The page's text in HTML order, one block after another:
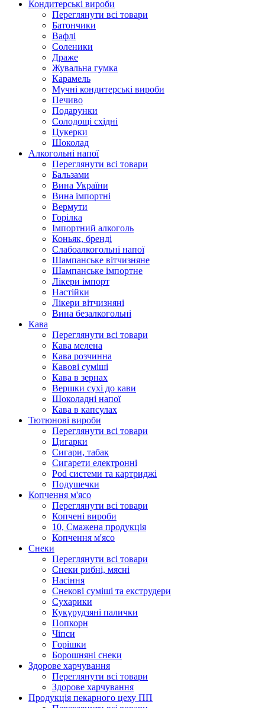
Кондитерські вироби
Переглянути всі товари
Батончики
Вафлі
Соленики
Драже
Жувальнa гумка
Карамель
Мучні кондитерські вироби
Печиво
Подарунки
Солодощі східні
Цукерки
Шоколад
Алкогольні напої
Переглянути всі товари
Бальзами
Вина України
Вина імпортні
Вермути
Горілка
Імпортний алкоголь
Коньяк, бренді
Слабоалкогольні напої
Шампанське вітчизняне
Шампанське імпортне
Лікери імпорт
Настійки
Лікери вітчизняні
Вина безалкогольні
Кава
Переглянути всі товари
Кава мелена
Кава розчинна
Кавові суміші
Кава в зернах
Вершки сухі до кави
Шоколадні напої
Кава в капсулах
Тютюнові вироби
Переглянути всі товари
Цигарки
Сигари, табак
Сигарети електронні
Pod системи та картриджі
Подушечки
Копчення м'ясо
Переглянути всі товари
Копчені вироби
10, Смажена продукція
Копчення м'ясо
Снеки
Переглянути всі товари
Снеки рибні, мясні
Насіння
Снекові суміші та екструдери
Сухарики
Кукурудзяні пaлички
Попкорн
Чіпси
Гoрішки
Борошняні снеки
Здорове харчування
Переглянути всі товари
Здорове харчування
Продукцiя пекарного цеху ПП